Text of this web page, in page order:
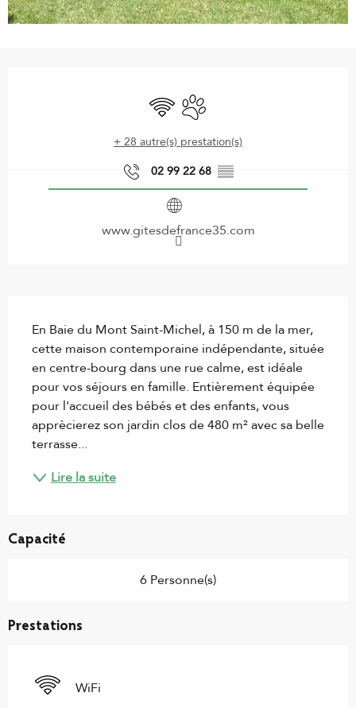
WiFi Animaux acceptés
+ 28 autre(s) prestation(s)
02 99 22 68 ▒▒
www.gitesdefrance35.com
En Baie du Mont Saint-Michel, à 150 m de la mer,
cette maison contemporaine indépendante, située
en centre-bourg dans une rue calme, est idéale
pour vos séjours en famille. Entièrement équipée
pour l'accueil des bébés et des enfants, vous
apprècierez son jardin clos de 480 m² avec sa belle
terrasse...
Lire la suite
Capacité
6 Personne(s)
Prestations
WiFi